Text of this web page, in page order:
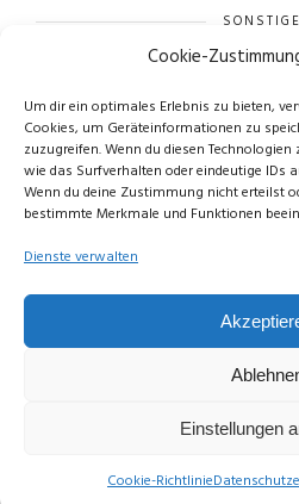
Cookie-
Um dir ein optimales Erlebnis zu bieten,
Cookies, um Geräteinformationen zu
zuzugreifen. Wenn du diesen
wie das Surfverhalten oder eindeutige IDs
Wenn du deine Zustimmung nicht erteilst
bestimmte Merkmale und Funktionen
Dienste verwalten
Einstellungen
Cookie-Richtlinie
© Copyright Limettengrün // Since 2015